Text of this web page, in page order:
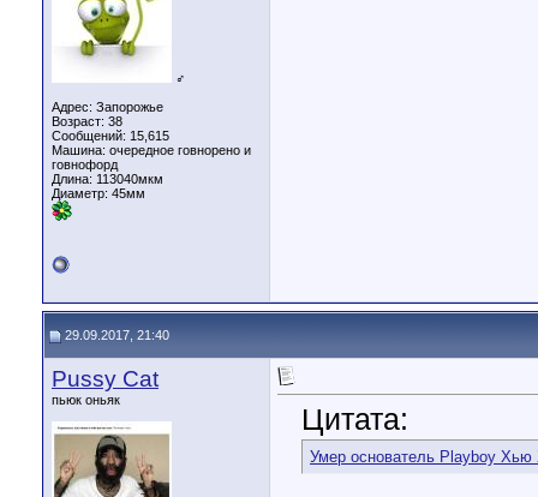
♂
Адрес: Запорожье
Возраст: 38
Сообщений: 15,615
Машина: очередное говнорено и
говнофорд
Длина: 113040мкм
Диаметр: 45мм
29.09.2017, 21:40
Pussy Cat
пьюк оньяк
Цитата:
Умер основатель Playboy